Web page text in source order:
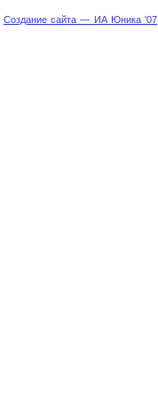
Создание сайта — ИА Юника '07